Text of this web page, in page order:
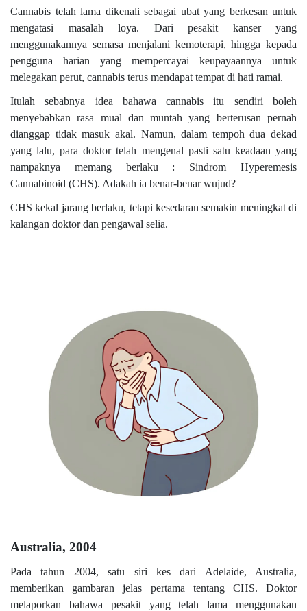
Cannabis telah lama dikenali sebagai ubat yang berkesan untuk
mengatasi masalah loya. Dari pesakit kanser yang
menggunakannya semasa menjalani kemoterapi, hingga kepada
pengguna harian yang mempercayai keupayaannya untuk
melegakan perut, cannabis terus mendapat tempat di hati ramai.
Itulah sebabnya idea bahawa cannabis itu sendiri boleh
menyebabkan rasa mual dan muntah yang berterusan pernah
dianggap tidak masuk akal. Namun, dalam tempoh dua dekad
yang lalu, para doktor telah mengenal pasti satu keadaan yang
nampaknya memang berlaku : Sindrom Hyperemesis
Cannabinoid (CHS). Adakah ia benar-benar wujud?
CHS kekal jarang berlaku, tetapi kesedaran semakin meningkat di
kalangan doktor dan pengawal selia.
Australia, 2004
Pada tahun 2004, satu siri kes dari Adelaide, Australia,
memberikan gambaran jelas pertama tentang CHS. Doktor
melaporkan bahawa pesakit yang telah lama menggunakan